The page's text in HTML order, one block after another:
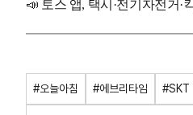
📣 토스 앱, 택시·전기자전거·
#오늘아침 #에브리타임 #SKT